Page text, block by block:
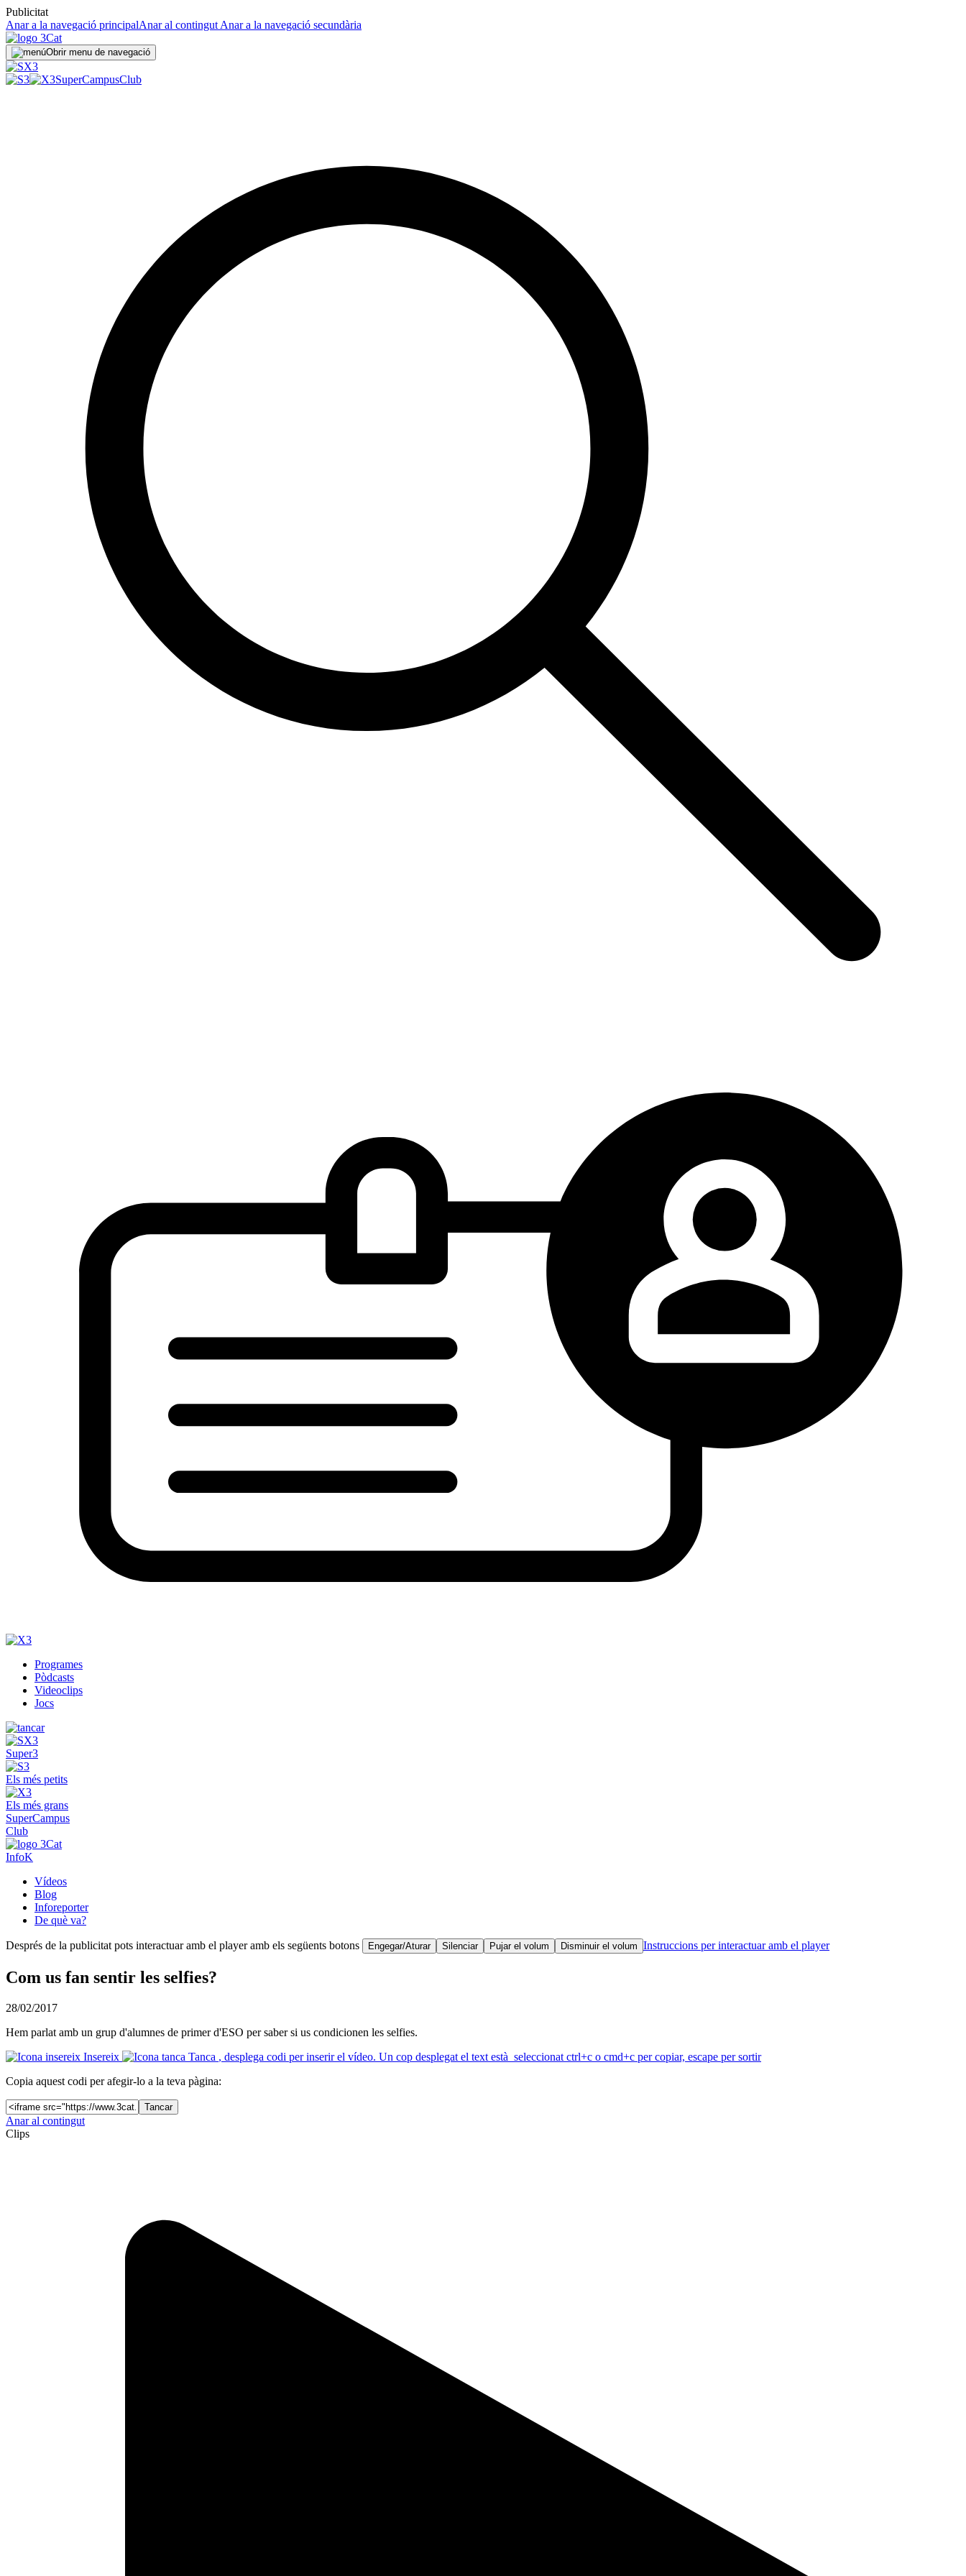
Publicitat
Anar a la navegació principalAnar al contingut Anar a la navegació secundària
Obrir menu de navegació
SuperCampusClub
Programes
Pòdcasts
Videoclips
Jocs
Super3
Els més petits
Els més grans
SuperCampus
Club
InfoK
Vídeos
Blog
Inforeporter
De què va?
Després de la publicitat pots interactuar amb el player amb els següents botons Engegar/Aturar Silenciar Pujar el volum Disminuir el volum Instruccions per interactuar amb el player
Com us fan sentir les selfies?
28/02/2017
Hem parlat amb un grup d'alumnes de primer d'ESO per saber si us condicionen les selfies.
Insereix
Tanca , desplega codi per inserir el vídeo. Un cop desplegat el text està seleccionat ctrl+c o cmd+c per copiar, escape per sortir
Copia aquest codi per afegir-lo a la teva pàgina:
Tancar
Anar al contingut
Clips